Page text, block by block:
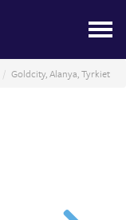
Goldcity, Alanya, Tyrkiet